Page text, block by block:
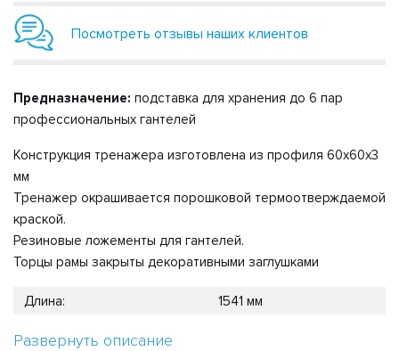
Посмотреть отзывы наших клиентов
Предназначение: подставка для хранения до 6 пар
профессиональных гантелей
Конструкция тренажера изготовлена из профиля 60х60х3
мм
Тренажер окрашивается порошковой термоотверждаемой
краской.
Резиновые ложементы для гантелей.
Торцы рамы закрыты декоративными заглушками
Длина:
1541 мм
Развернуть описание